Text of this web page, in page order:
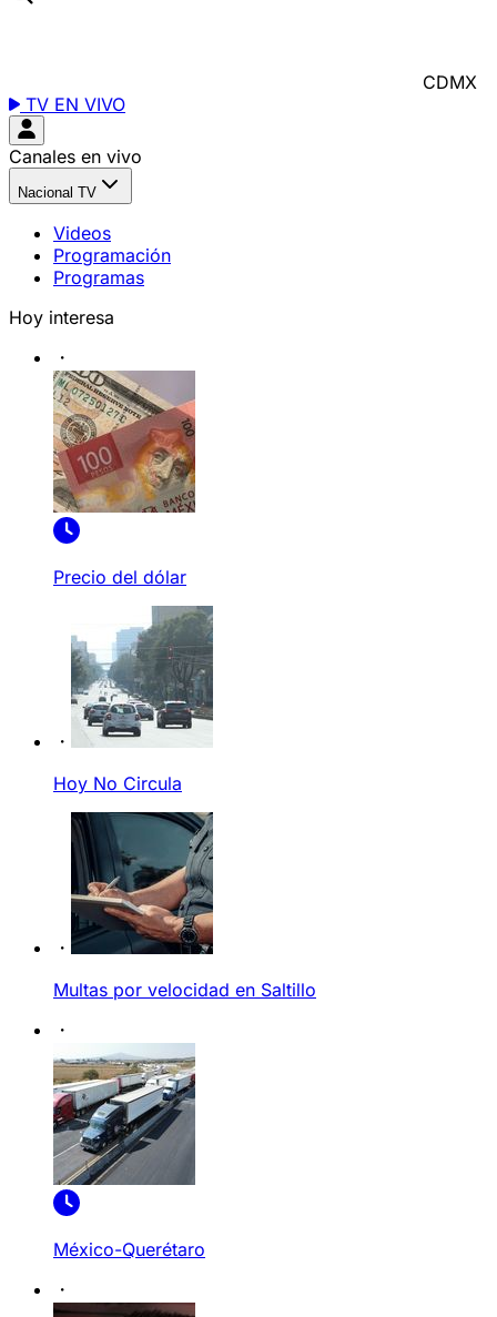
CDMX
TV EN VIVO
Canales en vivo
Nacional TV
Videos
Programación
Programas
Hoy interesa
Precio del dólar
Hoy No Circula
Multas por velocidad en Saltillo
México-Querétaro